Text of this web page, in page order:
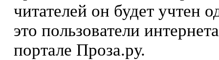
читателей он будет учтен
это пользователи
портале Проза.ру.